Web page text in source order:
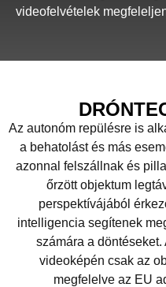
videofelvételek
Az autonóm repülésre is
a behatolást és más
azonnal felszállnak és
őrzött objektum
perspektívájából
intelligencia segítenek
számára a
videoképén csak az
megfelelve az EU